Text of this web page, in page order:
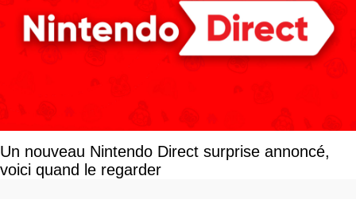
Un nouveau Nintendo Direct surprise annoncé,
voici quand le regarder